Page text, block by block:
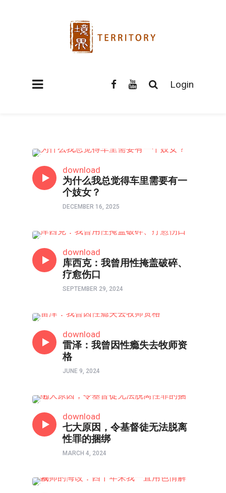
Login
download
为什么我总觉得车里需要有一
个妓女？
DECEMBER 16, 2025
download
库西克：我曾用性掩盖破碎、
疗愈伤口
SEPTEMBER 29, 2024
download
雷泽：我曾因性瘾失去牧师资
格
JUNE 9, 2024
download
七大原因，令基督徒无法脱离
性罪的捆绑
MARCH 4, 2024